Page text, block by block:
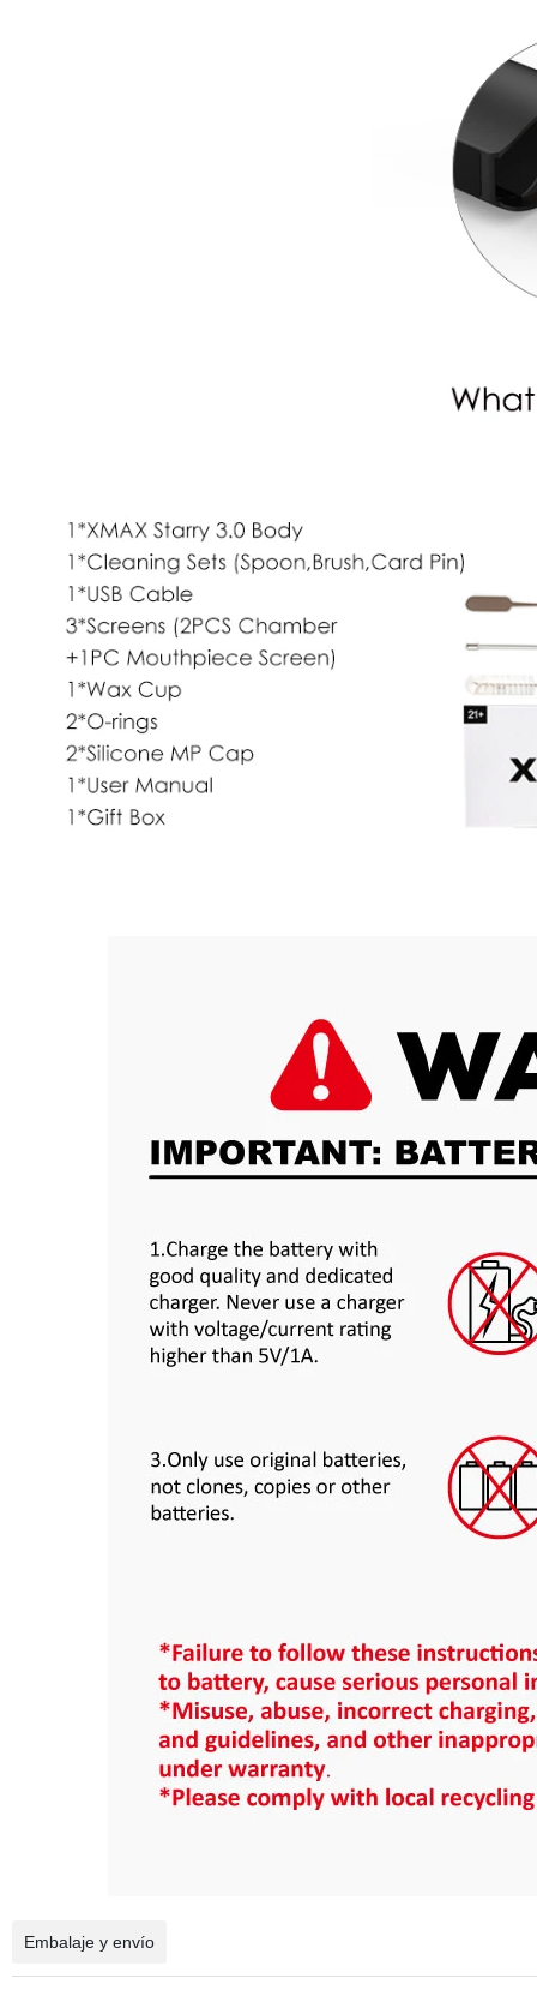
Embalaje y envío